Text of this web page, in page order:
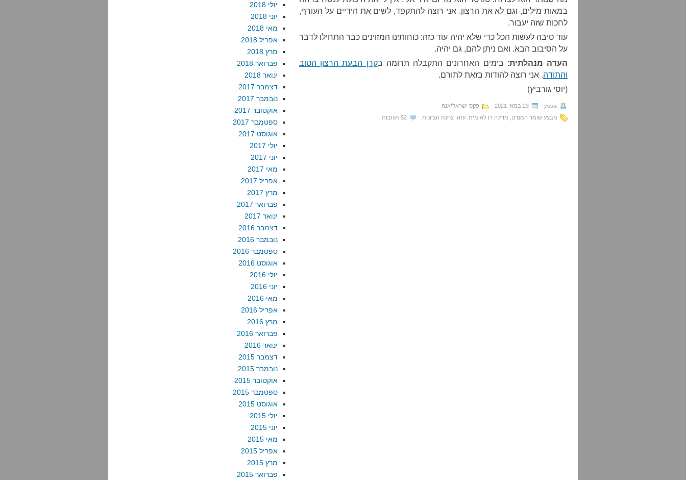
במאות מילים, וגם לא את הרצון. אני רוצה להתקפד, לשים את הידיים על העורף,
לחכות שזה יעבור.
עוד סיבה לעשות הכל כדי שלא יהיה עוד כזה: כוחותינו המזוינים כבר התחילו לדבר
על הסיבוב הבא. ואם ניתן להם, גם יהיה.
הערה מנהלתית: בימים האחרונים התקבלה תרומה בקרן הבעת הרצון הטוב
והתודה. אני רוצה להודות בזאת לתורם.
(יוסי גורביץ)
yossi 23 במאי 2021
פקס ישראליאנה
מבצע שומר המנדט
מדינה דו לאומית עזה צחנת הציונות 52 תגובות
יולי 2018
יוני 2018
מאי 2018
אפריל 2018
מרץ 2018
פברואר 2018
ינואר 2018
דצמבר 2017
נובמבר 2017
אוקטובר 2017
ספטמבר 2017
אוגוסט 2017
יולי 2017
יוני 2017
מאי 2017
אפריל 2017
מרץ 2017
פברואר 2017
ינואר 2017
דצמבר 2016
נובמבר 2016
ספטמבר 2016
אוגוסט 2016
יולי 2016
יוני 2016
מאי 2016
אפריל 2016
מרץ 2016
פברואר 2016
ינואר 2016
דצמבר 2015
נובמבר 2015
אוקטובר 2015
ספטמבר 2015
אוגוסט 2015
יולי 2015
יוני 2015
מאי 2015
אפריל 2015
מרץ 2015
פברואר 2015